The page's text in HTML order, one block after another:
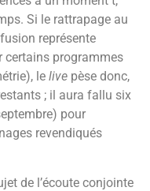
Si le rattrapage au
représente
certains programmes
le live pèse donc,
; il aura fallu six
pour
revendiqués
de l’écoute conjointe